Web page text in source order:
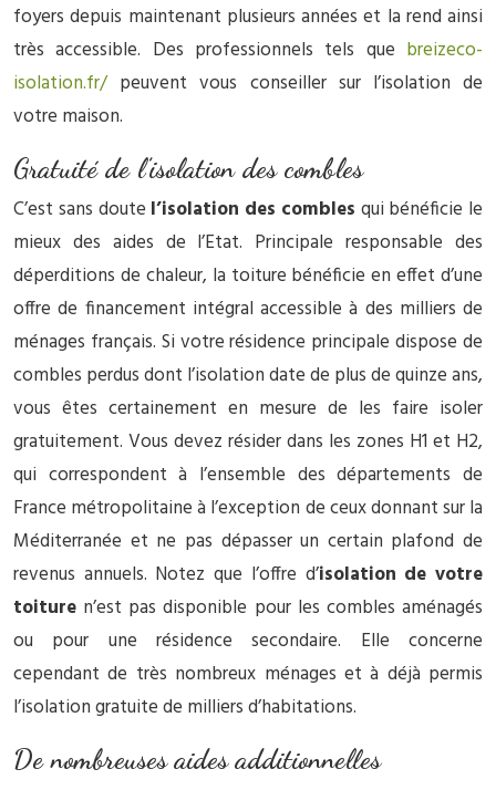
foyers depuis maintenant plusieurs années et la rend ainsi
très accessible. Des professionnels tels que breizeco-
isolation.fr/peuvent vous conseiller sur l’isolation de
votre maison.
Gratuité de l’isolation des combles
C’est sans doute l’isolation des combles qui bénéficie le
mieux des aides de l’Etat. Principale responsable des
déperditions de chaleur, la toiture bénéficie en effet d’une
offre de financement intégral accessible à des milliers de
ménages français. Si votre résidence principale dispose de
combles perdus dont l’isolation date de plus de quinze ans,
vous êtes certainement en mesure de les faire isoler
gratuitement. Vous devez résider dans les zones H1 et H2,
qui correspondent à l’ensemble des départements de
France métropolitaine à l’exception de ceux donnant sur la
Méditerranée et ne pas dépasser un certain plafond de
revenus annuels. Notez que l’offre d’isolation de votre
toiture n’est pas disponible pour les combles aménagés
ou pour une résidence secondaire. Elle concerne
cependant de très nombreux ménages et à déjà permis
l’isolation gratuite de milliers d’habitations.
De nombreuses aides additionnelles